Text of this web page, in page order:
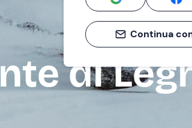
celibato
Addio al
di
Continua